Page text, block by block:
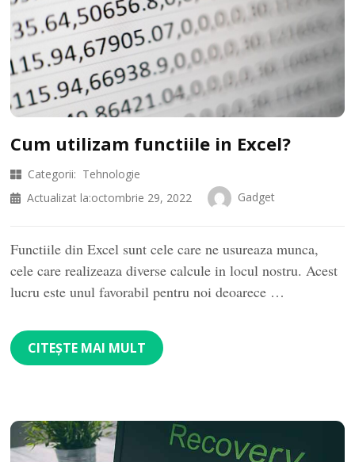
Cum utilizam functiile in Excel?
Categorii: Tehnologie
Actualizat la:octombrie 29, 2022 Gadget
Functiile din Excel sunt cele care ne usureaza munca,
cele care realizeaza diverse calcule in locul nostru. Acest
lucru este unul favorabil pentru noi deoarece …
CITEȘTE MAI MULT